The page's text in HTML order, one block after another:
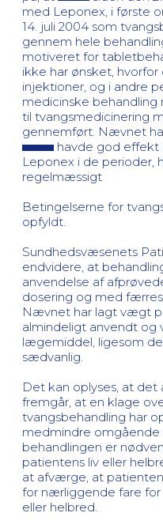
med Leponex, i første
14. juli 2004 som
gennem hele
motiveret for
ikke har ønsket,
injektioner, og i andre
medicinske
til tvangsmedicinering
gennemført. Nævnet
havde god effekt
Leponex i de perioder,
regelmæssigt
Betingelserne for
opfyldt.
Sundhedsvæsenets
endvidere, at
anvendelse af
dosering og med
Nævnet har lagt vægt
almindeligt anvendt og
lægemiddel, ligesom
sædvanlig.
Det kan oplyses, at det
fremgår, at en klage
tvangsbehandling har
medmindre
behandlingen er
patientens liv eller
at afværge, at
for nærliggende fare
eller helbred.